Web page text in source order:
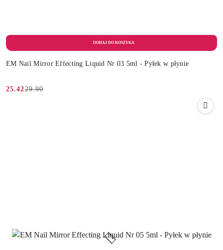
EM Nail Mirror Effecting Liquid Nr 03 5ml - Pyłek w płynie
Cena
25.42
Cena
29.90